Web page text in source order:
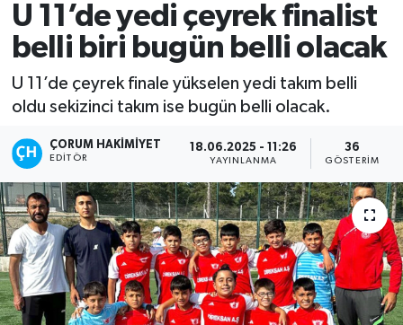
U 11’de yedi çeyrek finalist
belli biri bugün belli olacak
U 11’de çeyrek finale yükselen yedi takım belli
oldu sekizinci takım ise bugün belli olacak.
ÇORUM HAKIMIYET
EDITÖR
18.06.2025 - 11:26
YAYINLANMA
36
GÖSTERIM
SAĞLIK
ASAYİŞ
EKONOMİ
GÜNCEL
AKTÜEL
EĞİTİM
İLÇELER
Çorum Namaz Vakitleri
Trafik Durumu
Süper Lig Puan Durumu ve Fikstür
Tüm Manşetler
Son Dakika Haberleri
Haber Arşivi